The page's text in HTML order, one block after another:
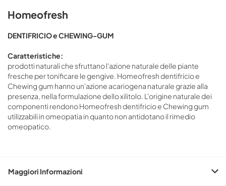
Homeofresh
DENTIFRICIO e CHEWING-GUM
Caratteristiche:
prodotti naturali che sfruttano l'azione naturale delle piante
fresche per tonificare le gengive. Homeofresh dentifricio e
Chewing gum hanno un'azione acariogena naturale grazie alla
presenza, nella formulazione dello xilitolo. L'origine naturale dei
componenti rendono Homeofresh dentifricio e Chewing gum
utilizzabili in omeopatia in quanto non antidotano il rimedio
omeopatico.
Maggiori Informazioni